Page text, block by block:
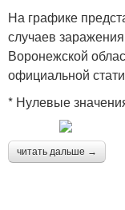
На графике
случаев
Воронежской
официальной
* Нулевые
читать дальше →